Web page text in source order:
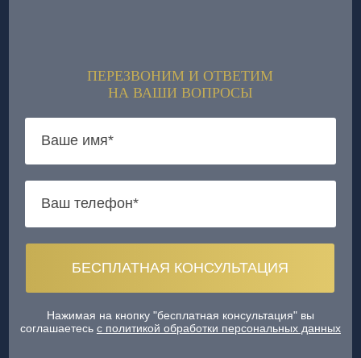
ПЕРЕЗВОНИМ И ОТВЕТИМ
НА ВАШИ ВОПРОСЫ
Нажимая на кнопку "бесплатная консультация" вы
соглашаетесь с политикой обработки персональных данных